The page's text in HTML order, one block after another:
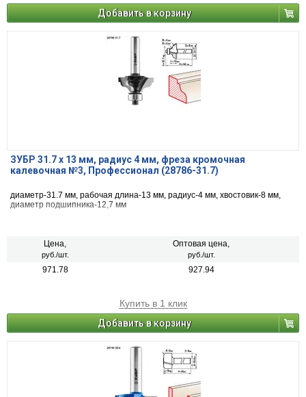
Добавить в корзину
ЗУБР 31.7 x 13 мм, радиус 4 мм, фреза кромочная
калевочная №3, Профессионал (28786-31.7)
диаметр-31.7 мм, рабочая длина-13 мм, радиус-4 мм, хвостовик-8 мм,
диаметр подшипника-12,7 мм
Цена,
руб./шт.
Оптовая цена,
руб./шт.
971.78 927.94
Купить в 1 клик
Добавить в корзину